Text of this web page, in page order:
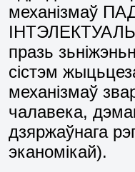
механізмаў
пpазь
сістэм
механізмаў
чалавека,
дзяржаўнага
эканомікай).